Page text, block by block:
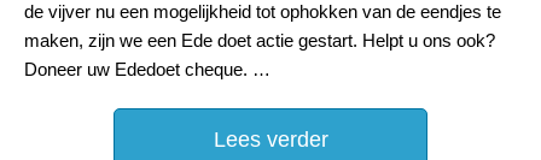
de vijver nu een mogelijkheid tot ophokken van de eendjes te
maken, zijn we een Ede doet actie gestart. Helpt u ons ook?
Doneer uw Ededoet cheque. …
Lees verder